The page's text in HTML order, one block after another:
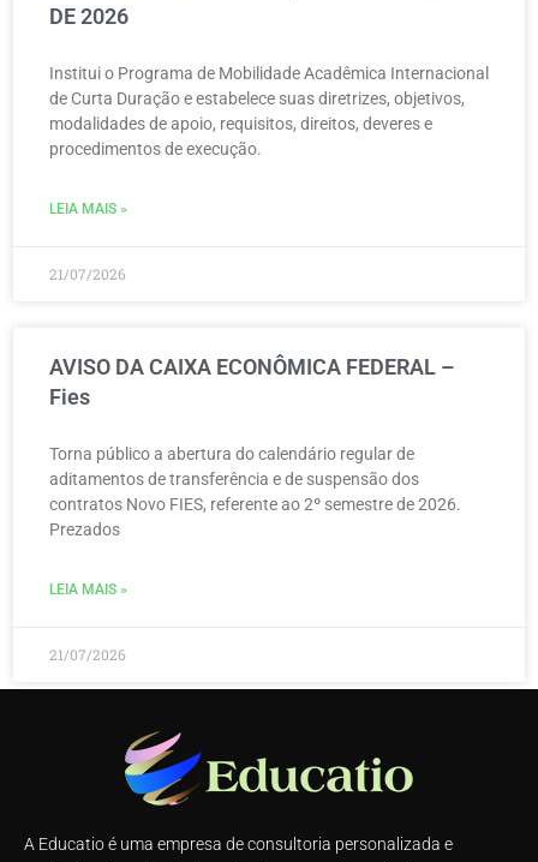
DE 2026
Institui o Programa de Mobilidade Acadêmica Internacional
de Curta Duração e estabelece suas diretrizes, objetivos,
modalidades de apoio, requisitos, direitos, deveres e
procedimentos de execução.
LEIA MAIS »
21/07/2026
AVISO DA CAIXA ECONÔMICA FEDERAL –
Fies
Torna público a abertura do calendário regular de
aditamentos de transferência e de suspensão dos
contratos Novo FIES, referente ao 2º semestre de 2026.
Prezados
LEIA MAIS »
21/07/2026
A Educatio é uma empresa de consultoria personalizada e